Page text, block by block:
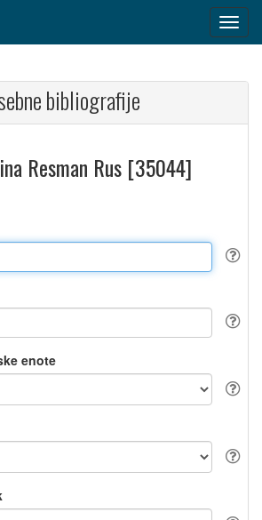
bibliografije
Resman Rus [35044]
enote